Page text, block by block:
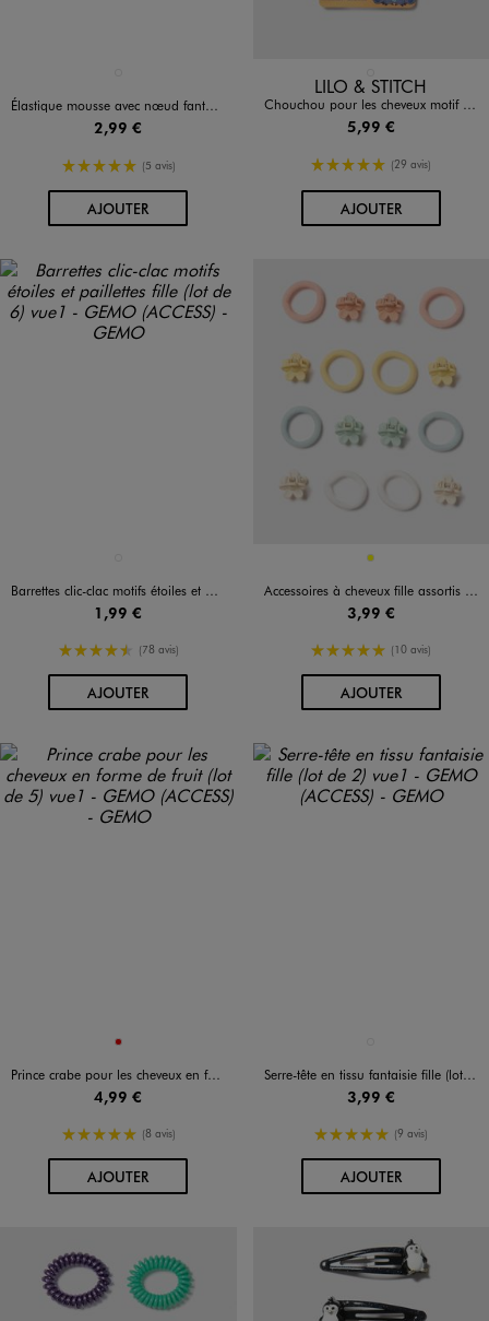
Élastique mousse avec nœud fantaisie (lot de 3)
2,99 €
5/5 de moyenne
(5 avis)
AJOUTERAU PANIER
Disponible en 1 coloris
LILO & STITCH
Chouchou pour les cheveux motif Stitch fille (lot de 2) - Disney
5,99 €
5/5 de moyenne
(29 avis)
AJOUTERAU PANIER
Barrettes clic-clac motifs étoiles et paillettes fille (lot de 6)
1,99 €
4.5/5 de moyenne
(78 avis)
AJOUTERAU PANIER
Disponible en 1 coloris
JAUNE
Accessoires à cheveux fille assortis (lot de 16)
3,99 €
5/5 de moyenne
(10 avis)
AJOUTERAU PANIER
Disponible en 1 coloris
ROUGE
Prince crabe pour les cheveux en forme de fruit (lot de 5)
4,99 €
5/5 de moyenne
(8 avis)
AJOUTERAU PANIER
Serre-tête en tissu fantaisie fille (lot de 2)
3,99 €
5/5 de moyenne
(9 avis)
AJOUTERAU PANIER